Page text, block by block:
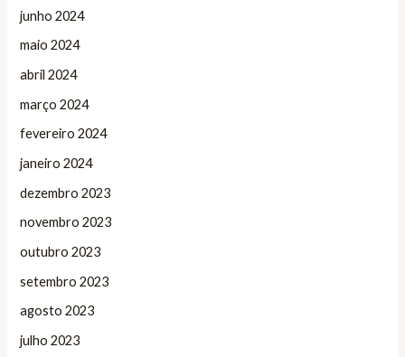
junho 2024
maio 2024
abril 2024
março 2024
fevereiro 2024
janeiro 2024
dezembro 2023
novembro 2023
outubro 2023
setembro 2023
agosto 2023
julho 2023